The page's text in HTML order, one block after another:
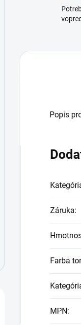
Popis
Záruka:
Farba
MPN: